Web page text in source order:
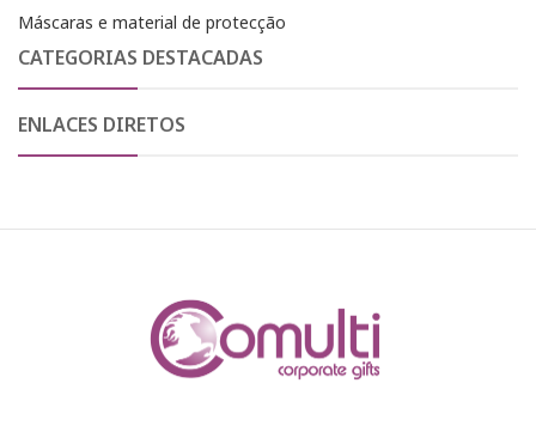
Máscaras e material de protecção
CATEGORIAS DESTACADAS
ENLACES DIRETOS